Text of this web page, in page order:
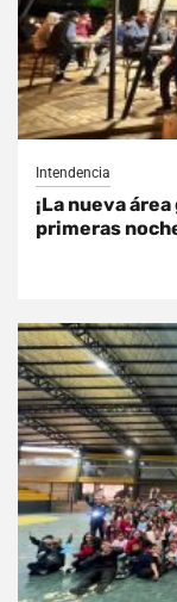
Intendencia
¡La nueva
primeras